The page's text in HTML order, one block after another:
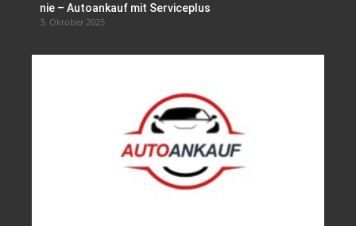
nie – Autoankauf mit Serviceplus
3. Oktober 2025